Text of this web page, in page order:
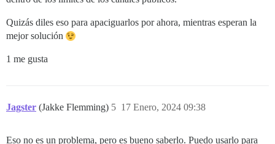
Quizás diles eso para apaciguarlos por ahora, mientras esperan la
mejor solución
1 me gusta
Jagster (Jakke Flemming) 17 Enero, 2024 09:38
5
Eso no es un problema, pero es bueno saberlo. Puedo usarlo para